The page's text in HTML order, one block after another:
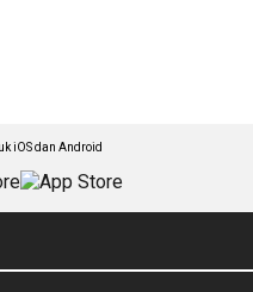
iOS dan Android